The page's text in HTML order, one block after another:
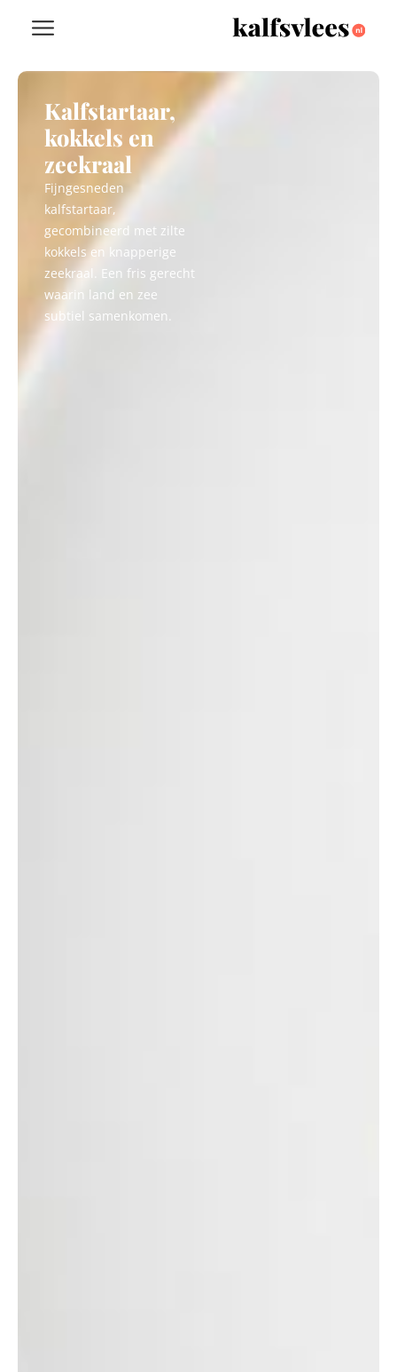
Kalfstartaar,
kokkels en
zeekraal
Fijngesneden
kalfstartaar,
gecombineerd met zilte
kokkels en knapperige
zeekraal. Een fris gerecht
waarin land en zee
subtiel samenkomen.